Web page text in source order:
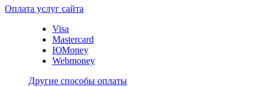
Оплата услуг сайта
Visa
Mastercard
ЮMoney
Webmoney
Другие способы оплаты